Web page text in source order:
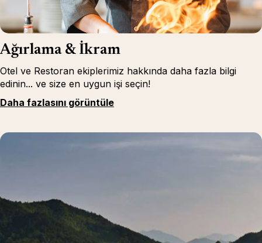
Ağırlama & İkram
Otel ve Restoran ekiplerimiz hakkında daha fazla bilgi
edinin... ve size en uygun işi seçin!
Daha fazlasını görüntüle